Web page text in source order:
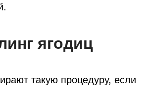
ягодиц
такую процедуру, если